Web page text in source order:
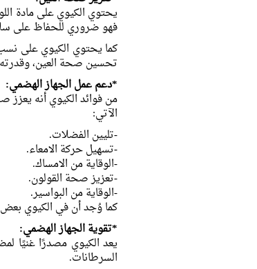
فهو ضروري للحفاظ على
تحسين صحة العين، وقدرته
*دعم عمل الجهاز الهضمي:
من فوائد الكيوي أنه يعزز
الآتي:
-تليين الفضلات.
-تسهيل حركة الامعاء.
-الوقاية من الامساك.
-تعزيز صحة القولون.
-الوقاية من البواسير.
كما وُجد أن في الكيوي
*تقوية الجهاز الهضمي:
يعد الكيوي مصدرًا غنيًا
السرطانات.